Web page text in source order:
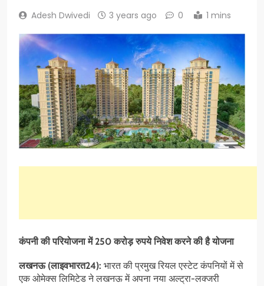
Adesh Dwivedi 3 years ago 0 1 mins
कंपनी की परियोजना में 250 करोड़ रुपये निवेश करने की है योजना
लखनऊ (लाइवभारत24): भारत की प्रमुख रियल एस्टेट कंपनियों में से
एक ओमेक्स लिमिटेड ने लखनऊ में अपना नया अल्ट्रा-लक्जरी